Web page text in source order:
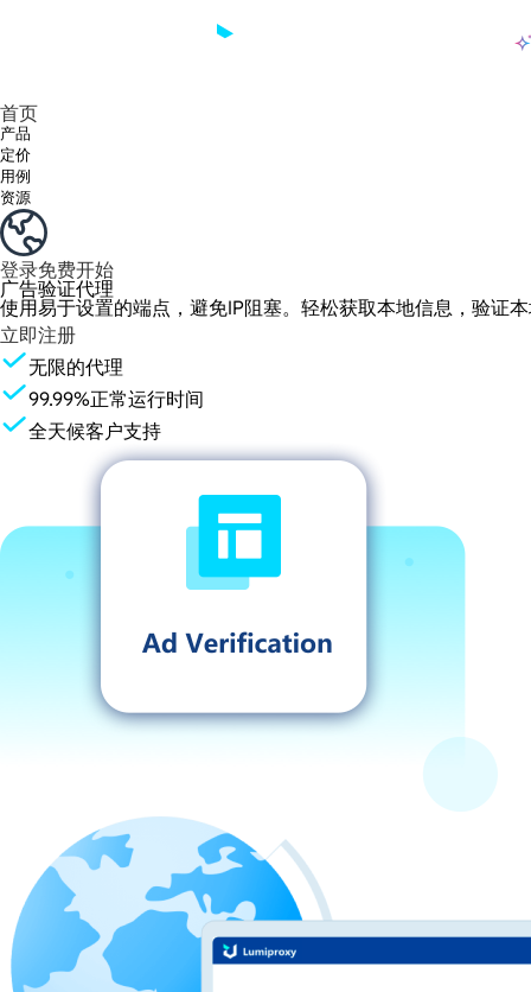
首页
产品
定价
用例
资源
登录免费开始
广告验证代理
使用易于设置的端点，避免IP阻塞。轻松获取本地信息，验证
立即注册
无限的代理
99.99%正常运行时间
全天候客户支持